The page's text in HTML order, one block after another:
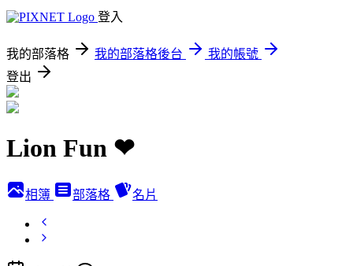
登入
我的部落格 我的部落格後台
我的帳號
登出
Lion Fun ❤
相簿 部落格 名片